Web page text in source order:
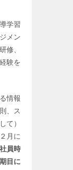
学習
メン
修、
験を
情報
、ス
て）
月に
員時
目に